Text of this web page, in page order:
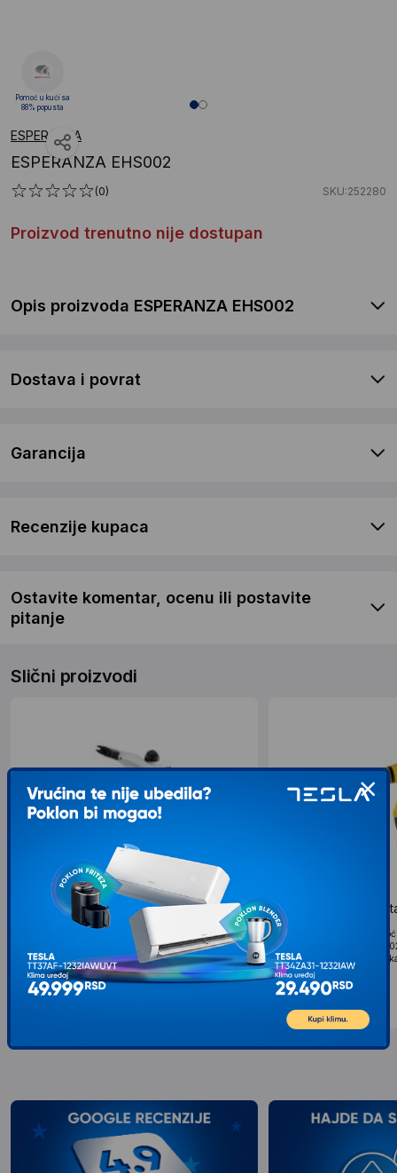
ESPERANZA
ESPERANZA EHS002
(0) SKU:252280
Proizvod trenutno nije dostupan
Pomoć u kući sa
88% popusta
Opis proizvoda ESPERANZA EHS002
Dostava i povrat
Garancija
Recenzije kupaca
Ostavite komentar, ocenu ili postavite
pitanje
Slični proizvodi
RAF R.1313W Paročistač 800W
Specifikacija Snaga: 800W Zapremina: 200 ml
Pribor: Četka Napon i frekvencija: 220–240V, 50–
60Hz Dužina...
1.28400RSD
RAF R.1028
Raf R.1028 paročistač:
čistoću Raf paročistač
koristi prirodnu moć pare
2.96900RSD